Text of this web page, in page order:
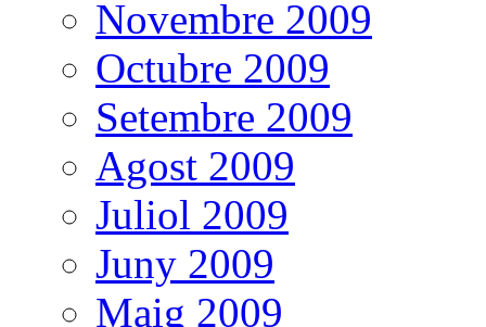
Novembre 2009
Octubre 2009
Setembre 2009
Agost 2009
Juliol 2009
Juny 2009
Maig 2009